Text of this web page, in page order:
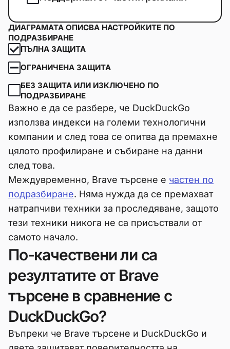
ДИАГРАМАТА ОПИСВА НАСТРОЙКИТЕ ПО
ПОДРАЗБИРАНЕ
ПЪЛНА ЗАЩИТА
ОГРАНИЧЕНА ЗАЩИТА
БЕЗ ЗАЩИТА ИЛИ ИЗКЛЮЧЕНО ПО
ПОДРАЗБИРАНЕ
Важно е да се разбере, че DuckDuckGo
използва индекси на големи технологични
компании и след това се опитва да премахне
цялото профилиране и събиране на данни
след това.
Междувременно, Brave търсене е частен по
подразбиране. Няма нужда да се премахват
натрапчиви техники за проследяване, защото
тези техники никога не са присъствали от
самото начало.
По-качествени ли са
резултатите от Brave
търсене в сравнение с
DuckDuckGo?
Въпреки че Brave търсене и DuckDuckGo и